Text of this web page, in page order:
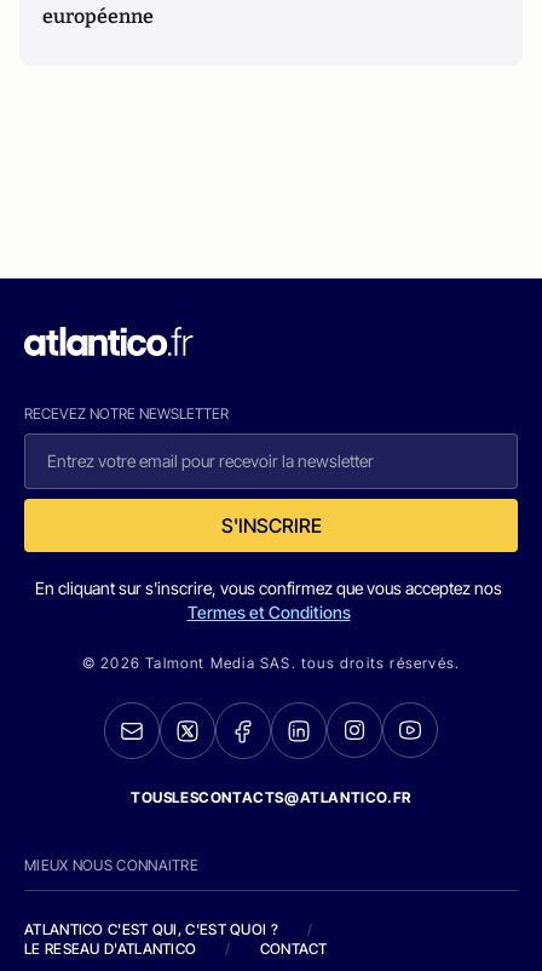
européenne
RECEVEZ NOTRE NEWSLETTER
S'INSCRIRE
En cliquant sur s'inscrire, vous confirmez que vous acceptez nos
Termes et Conditions
© 2026 Talmont Media SAS. tous droits réservés.
TOUSLESCONTACTS@ATLANTICO.FR
MIEUX NOUS CONNAITRE
ATLANTICO C'EST QUI, C'EST QUOI ?
/
LE RESEAU D'ATLANTICO
/ CONTACT